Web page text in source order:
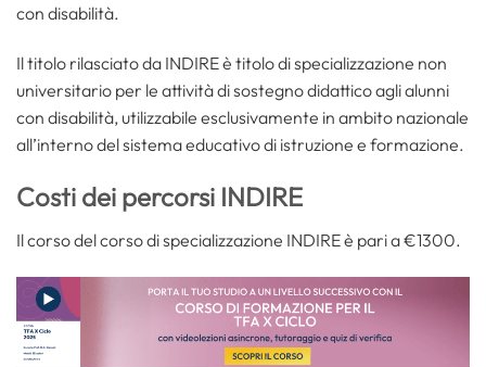
con disabilità.
Il titolo rilasciato da INDIRE è titolo di specializzazione non
universitario per le attività di sostegno didattico agli alunni
con disabilità, utilizzabile esclusivamente in ambito nazionale
all’interno del sistema educativo di istruzione e formazione.
Costi dei percorsi INDIRE
Il corso del corso di specializzazione INDIRE è pari a €1300.